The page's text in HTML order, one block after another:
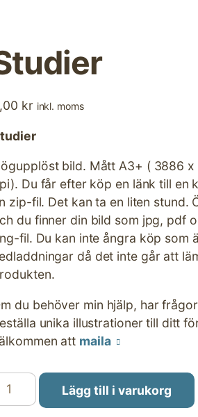
kr inkl. moms
bild. Mått A3+ ( 3886
Du får efter köp en länk till en
zip-fil. Det kan ta en liten stund.
du finner din bild som jpg, pdf
fil. Du kan inte ångra köp som
då det inte går att
du behöver min hjälp, har
unika illustrationer till ditt
att maila
Lägg till i varukorg